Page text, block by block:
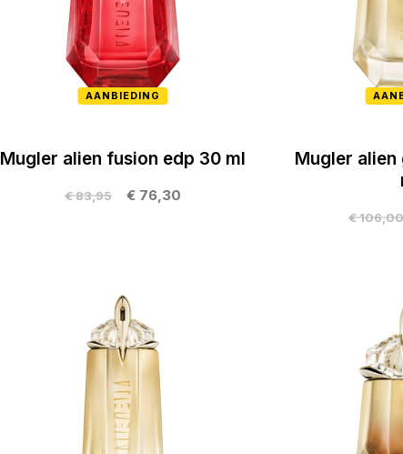
AANBIEDING
Mugler alien fusion edp 30 ml
€ 76,30
€ 83,95
Mugler
€ 106,00